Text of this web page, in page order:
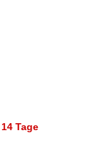
Tage